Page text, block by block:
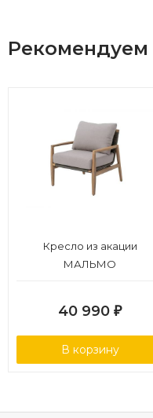
Рекомендуем
Кресло из акации
МАЛЬМО
40 990 ₽
В корзину